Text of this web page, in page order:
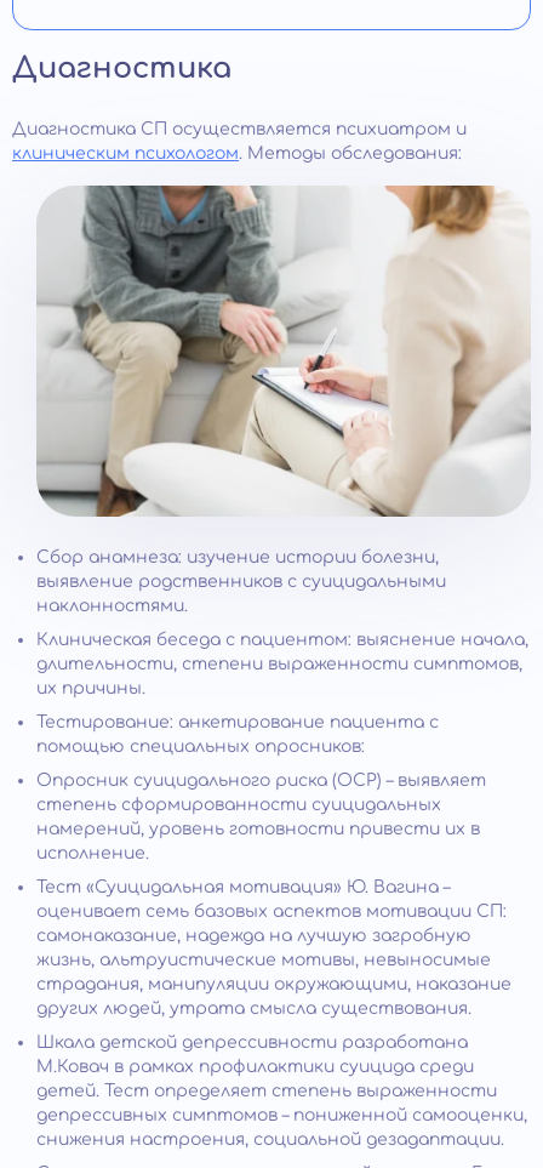
Диагностика
Диагностика СП осуществляется психиатром и
клиническим психологом. Методы обследования:
Сбор анамнеза: изучение истории болезни,
выявление родственников с суицидальными
наклонностями.
Клиническая беседа с пациентом: выяснение начала,
длительности, степени выраженности симптомов,
их причины.
Тестирование: анкетирование пациента с
помощью специальных опросников:
Опросник суицидального риска (ОСР) – выявляет
степень сформированности суицидальных
намерений, уровень готовности привести их в
исполнение.
Тест «Суицидальная мотивация» Ю. Вагина –
оценивает семь базовых аспектов мотивации СП:
самонаказание, надежда на лучшую загробную
жизнь, альтруистические мотивы, невыносимые
страдания, манипуляции окружающими, наказание
других людей, утрата смысла существования.
Шкала детской депрессивности разработана
М.Ковач в рамках профилактики суицида среди
детей. Тест определяет степень выраженности
депрессивных симптомов – пониженной самооценки,
снижения настроения, социальной дезадаптации.